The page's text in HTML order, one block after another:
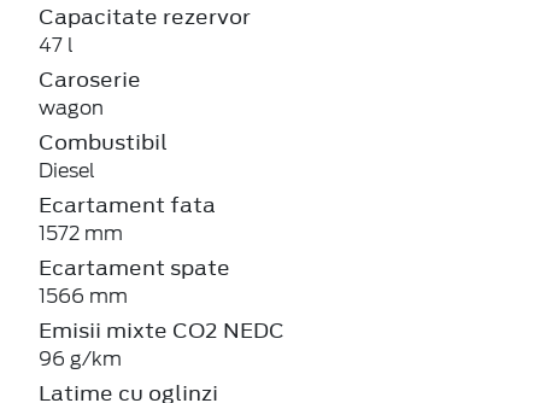
Capacitate rezervor
47 l
Caroserie
wagon
Combustibil
Diesel
Ecartament fata
1572 mm
Ecartament spate
1566 mm
Emisii mixte CO2 NEDC
96 g/km
Latime cu oglinzi